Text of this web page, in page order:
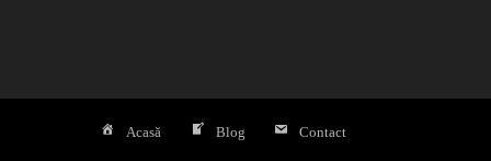
Acasă Blog Contact